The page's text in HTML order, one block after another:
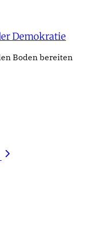
Demokratie
Boden bereiten